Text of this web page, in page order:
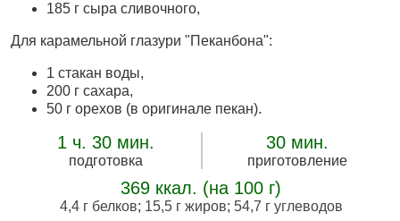
185 г сыра сливочного,
Для карамельной глазури "Пеканбона":
1 стакан воды,
200 г сахара,
50 г орехов (в оригинале пекан).
1 ч. 30 мин.
подготовка
30 мин.
приготовление
369 ккал. (на 100 г)
4,4 г белков; 15,5 г жиров; 54,7 г углеводов